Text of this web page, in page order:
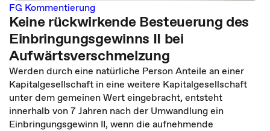
FG Kommentierung
Keine rückwirkende Besteuerung des
Einbringungsgewinns II bei
Aufwärtsverschmelzung
Werden durch eine natürliche Person Anteile an einer
Kapitalgesellschaft in eine weitere Kapitalgesellschaft
unter dem gemeinen Wert eingebracht, entsteht
innerhalb von 7 Jahren nach der Umwandlung ein
Einbringungsgewinn II, wenn die aufnehmende